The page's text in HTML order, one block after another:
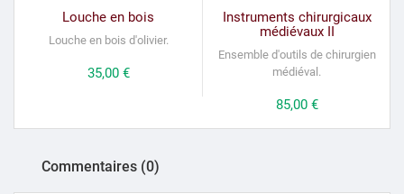
Louche en bois
Louche en bois d'olivier.
Prix
35,00 €
Instruments chirurgicaux
médiévaux II
Ensemble d'outils de chirurgien
médiéval.
Prix
85,00 €
Commentaires (0)